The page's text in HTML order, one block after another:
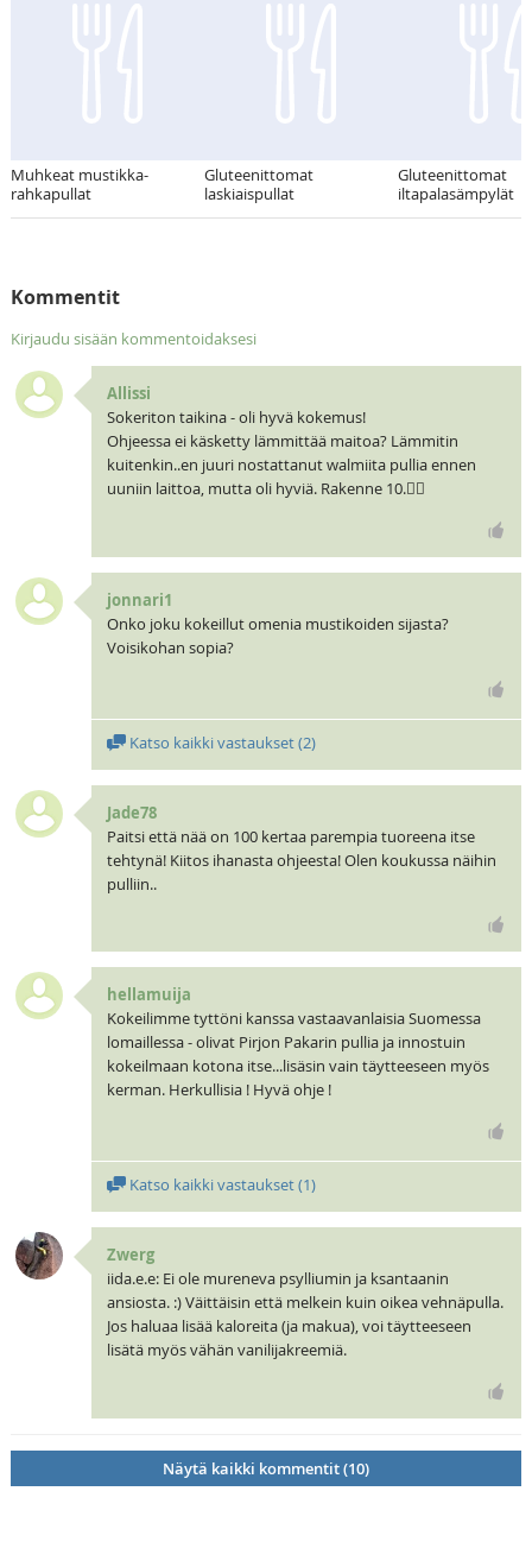
Muhkeat mustikka-
rahkapullat
Gluteenittomat
laskiaispullat
Gluteenittomat
iltapalasämpylät
Kommentit
Kirjaudu sisään kommentoidaksesi
Allissi
Sokeriton taikina - oli hyvä kokemus!
Ohjeessa ei käsketty lämmittää maitoa? Lämmitin
kuitenkin..en juuri nostattanut walmiita pullia ennen
uuniin laittoa, mutta oli hyviä. Rakenne 10.👍🏼
jonnari1
Onko joku kokeillut omenia mustikoiden sijasta?
Voisikohan sopia?
Katso kaikki vastaukset (2)
Jade78
Paitsi että nää on 100 kertaa parempia tuoreena itse
tehtynä! Kiitos ihanasta ohjeesta! Olen koukussa näihin
pulliin..
hellamuija
Kokeilimme tyttöni kanssa vastaavanlaisia Suomessa
lomaillessa - olivat Pirjon Pakarin pullia ja innostuin
kokeilmaan kotona itse...lisäsin vain täytteeseen myös
kerman. Herkullisia ! Hyvä ohje !
Katso kaikki vastaukset (1)
Zwerg
iida.e.e: Ei ole mureneva psylliumin ja ksantaanin
ansiosta. :) Väittäisin että melkein kuin oikea vehnäpulla.
Jos haluaa lisää kaloreita (ja makua), voi täytteeseen
lisätä myös vähän vanilijakreemiä.
Näytä kaikki kommentit (10)